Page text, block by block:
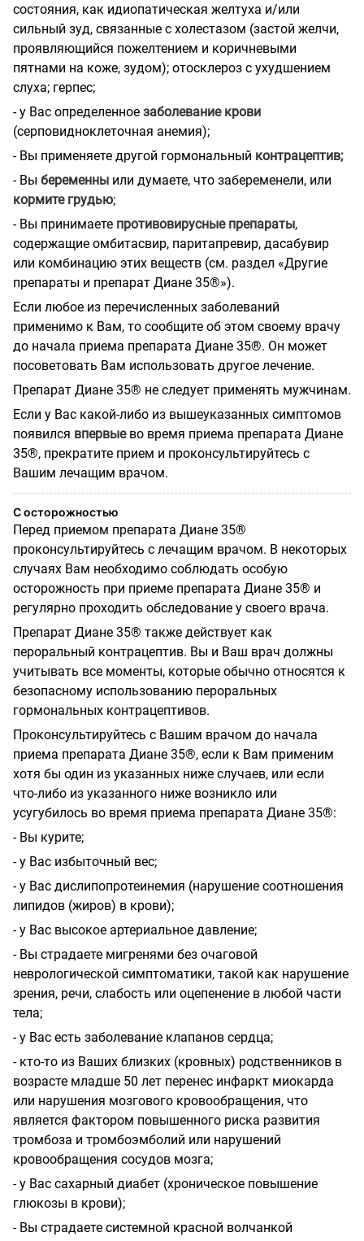
состояния, как идиопатическая желтуха и/или
сильный зуд, связанные с холестазом (застой желчи,
проявляющийся пожелтением и коричневыми
пятнами на коже, зудом); отосклероз с ухудшением
слуха; герпес;
- у Вас определенное заболевание крови
(серповидноклеточная анемия);
- Вы применяете другой гормональный контрацептив;
- Вы беременны или думаете, что забеременели, или
кормите грудью;
- Вы принимаете противовирусные препараты,
содержащие омбитасвир, паритапревир, дасабувир
или комбинацию этих веществ (см. раздел «Другие
препараты и препарат Диане 35®»).
Если любое из перечисленных заболеваний
применимо к Вам, то сообщите об этом своему врачу
до начала приема препарата Диане 35®. Он может
посоветовать Вам использовать другое лечение.
Препарат Диане 35® не следует применять мужчинам.
Если у Вас какой-либо из вышеуказанных симптомов
появился впервые во время приема препарата Диане
35®, прекратите прием и проконсультируйтесь с
Вашим лечащим врачом.
С осторожностью
Перед приемом препарата Диане 35®
проконсультируйтесь с лечащим врачом. В некоторых
случаях Вам необходимо соблюдать особую
осторожность при приеме препарата Диане 35® и
регулярно проходить обследование у своего врача.
Препарат Диане 35® также действует как
пероральный контрацептив. Вы и Ваш врач должны
учитывать все моменты, которые обычно относятся к
безопасному использованию пероральных
гормональных контрацептивов.
Проконсультируйтесь с Вашим врачом до начала
приема препарата Диане 35®, если к Вам применим
хотя бы один из указанных ниже случаев, или если
что-либо из указанного ниже возникло или
усугубилось во время приема препарата Диане 35®:
- Вы курите;
- у Вас избыточный вес;
- у Вас дислипопротеинемия (нарушение соотношения
липидов (жиров) в крови);
- у Вас высокое артериальное давление;
- Вы страдаете мигренями без очаговой
неврологической симптоматики, такой как нарушение
зрения, речи, слабость или оцепенение в любой части
тела;
- у Вас есть заболевание клапанов сердца;
- кто-то из Ваших близких (кровных) родственников в
возрасте младше 50 лет перенес инфаркт миокарда
или нарушения мозгового кровообращения, что
является фактором повышенного риска развития
тромбоза и тромбоэмболий или нарушений
кровообращения сосудов мозга;
- у Вас сахарный диабет (хроническое повышение
глюкозы в крови);
- Вы страдаете системной красной волчанкой